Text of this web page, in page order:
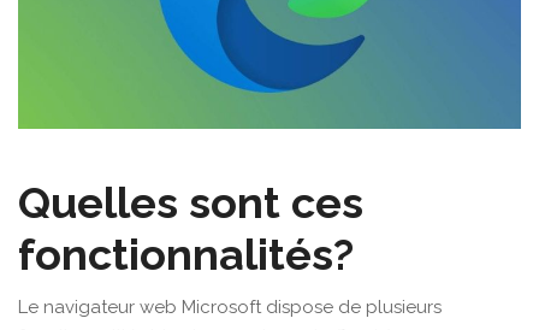
Quelles sont ces
fonctionnalités?
Le navigateur web Microsoft dispose de plusieurs